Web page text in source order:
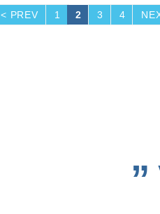
< PREV 1 2 3 4